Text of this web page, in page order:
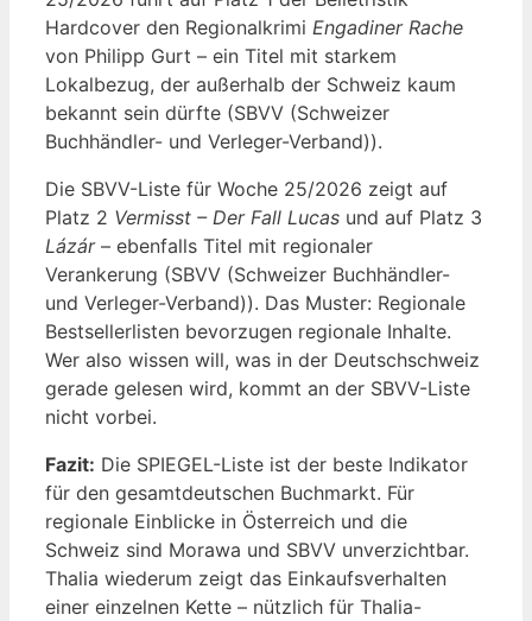
Hardcover den Regionalkrimi Engadiner Rache
von Philipp Gurt – ein Titel mit starkem
Lokalbezug, der außerhalb der Schweiz kaum
bekannt sein dürfte (SBVV (Schweizer
Buchhändler- und Verleger-Verband)).
Die SBVV-Liste für Woche 25/2026 zeigt auf
Platz 2 Vermisst – Der Fall Lucas und auf Platz 3
Lázár– ebenfalls Titel mit regionaler
Verankerung (SBVV (Schweizer Buchhändler-
und Verleger-Verband)). Das Muster: Regionale
Bestsellerlisten bevorzugen regionale Inhalte.
Wer also wissen will, was in der Deutschschweiz
gerade gelesen wird, kommt an der SBVV-Liste
nicht vorbei.
Fazit: Die SPIEGEL-Liste ist der beste Indikator
für den gesamtdeutschen Buchmarkt. Für
regionale Einblicke in Österreich und die
Schweiz sind Morawa und SBVV unverzichtbar.
Thalia wiederum zeigt das Einkaufsverhalten
einer einzelnen Kette – nützlich für Thalia-